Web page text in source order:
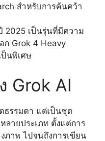
สำหรับการค้นคว้า
2025 เป็นรุ่นที่มีความ
ก Grok 4 Heavy
นพิเศษ
Grok AI
ธรรมดา แต่เป็นชุด
ลายประเภท ตั้งแต่การ
ภาพ ไปจนถึงการเขียน